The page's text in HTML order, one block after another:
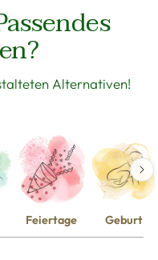
Alternativen!
Feiertage Geburt